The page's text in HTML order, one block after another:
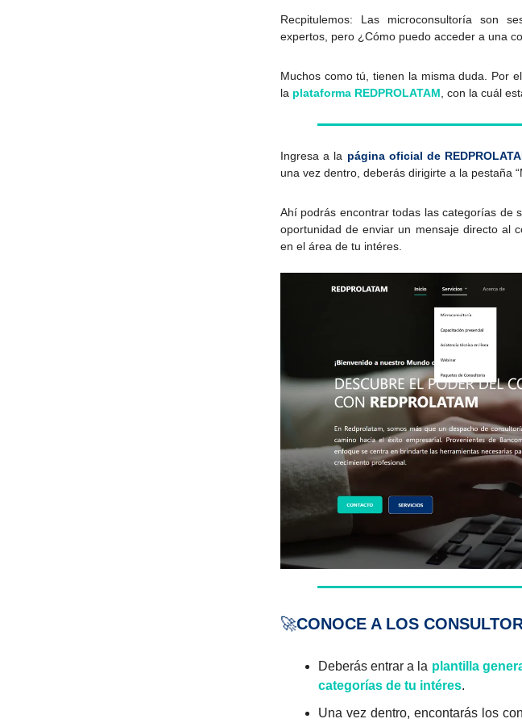
Recpitulemos: Las microconsultoría son
expertos, pero ¿Cómo puedo acceder a una
Muchos como tú, tienen la misma duda. Por
la plataforma REDPROLATAM , con la cuál
Ingresa a la página oficial de
una vez dentro, deberás dirigirte a la pestaña
Ahí podrás encontrar todas las categorías de
oportunidad de enviar un mensaje directo al
en el área de tu intéres.
🚀CONOCE A LOS
Deberás entrar a la plantilla
categorías de tu intéres.
Una vez dentro, encontarás los